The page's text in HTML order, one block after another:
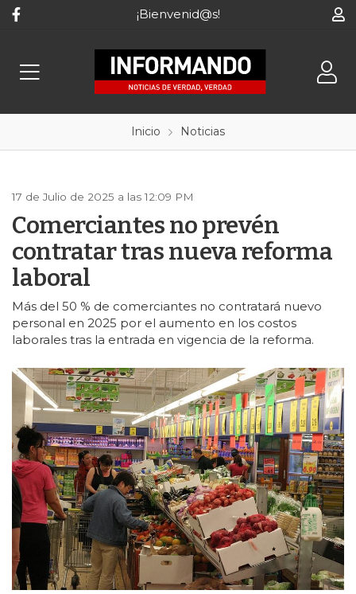
¡Bienvenid@s!
Inicio Noticias
17 de Julio de 2025 a las 12:09 PM
Comerciantes no prevén
contratar tras nueva reforma
laboral
Más del 50 % de comerciantes no contratará nuevo
personal en 2025 por el aumento en los costos
laborales tras la entrada en vigencia de la reforma.